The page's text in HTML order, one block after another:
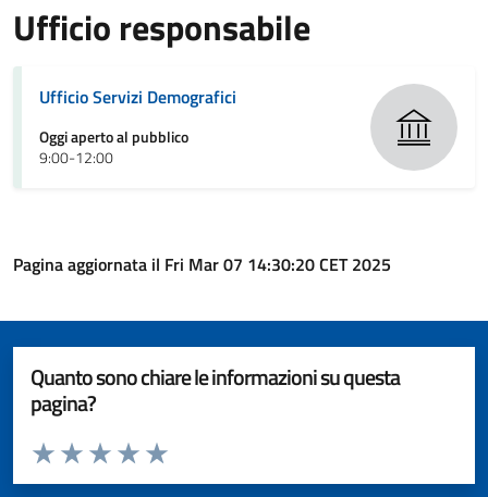
Ufficio responsabile
Ufficio Servizi Demografici
Oggi aperto al pubblico
9:00-12:00
Pagina aggiornata il Fri Mar 07 14:30:20 CET 2025
Quanto sono chiare le informazioni su questa
pagina?
Valuta da 1 a 5 stelle la pagina
Valuta 5 stelle su 5
Valuta 4 stelle su 5
Valuta 3 stelle su 5
Valuta 2 stelle su 5
Valuta 1 stelle su 5